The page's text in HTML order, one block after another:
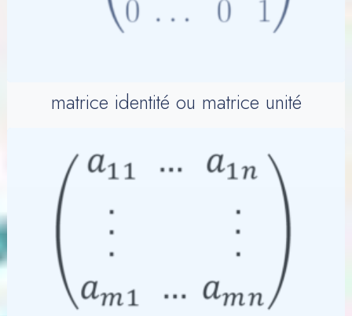
matrice identité ou matrice unité